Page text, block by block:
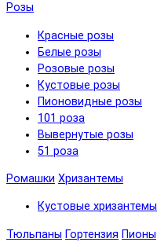
Розы
Красные розы
Белые розы
Розовые розы
Кустовые розы
Пионовидные розы
101 роза
Вывернутые розы
51 роза
Ромашки Хризантемы
Кустовые хризантемы
Тюльпаны Гортензия Пионы